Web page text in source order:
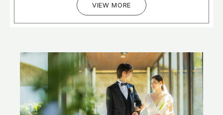
VIEW MORE